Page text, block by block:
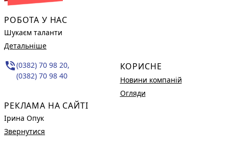
РОБОТА У НАС
Шукаєм таланти
Детальніше
phone_in_talk(0382) 70 98 20,
(0382) 70 98 40
РЕКЛАМА НА САЙТІ
Ірина Опук
Звернутися
КОРИСНЕ
Новини компаній
Огляди